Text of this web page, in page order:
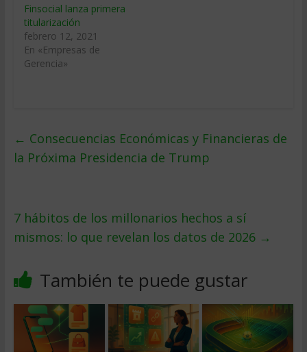
Finsocial lanza primera
titularización
febrero 12, 2021
En «Empresas de
Gerencia»
← Consecuencias Económicas y Financieras de
la Próxima Presidencia de Trump
7 hábitos de los millonarios hechos a sí
mismos: lo que revelan los datos de 2026 →
También te puede gustar